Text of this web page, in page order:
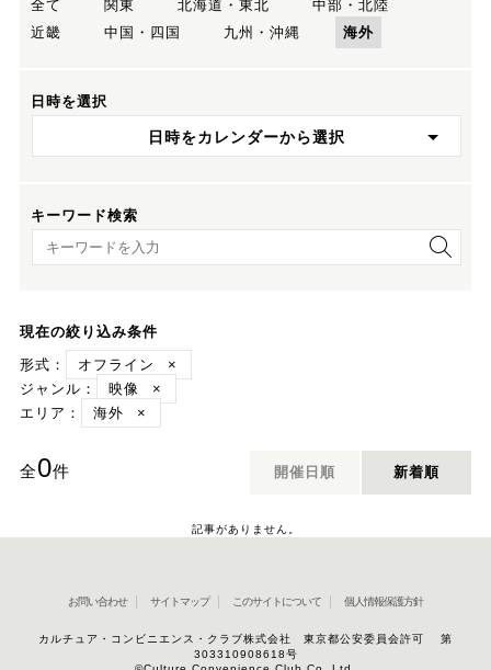
全て
関東 北海道・東北
中部・北陸
近畿
中国・四国 九州・沖縄 海外
日時を選択
日時をカレンダーから選択
キーワード検索
キーワード検索
現在の絞り込み条件
形式：
オフライン
×
ジャンル：
映像
×
エリア：
海外 ×
全0件 開催日順 新着順
記事がありません。
お問い合わせ サイトマップ このサイトについて 個人情報保護方針
カルチュア・コンビニエンス・クラブ株式会社 東京都公安委員会許可 第
303310908618号